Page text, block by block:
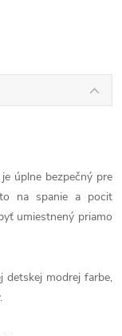
úplne bezpečný pre
na spanie a pocit
umiestnený priamo
detskej modrej farbe,